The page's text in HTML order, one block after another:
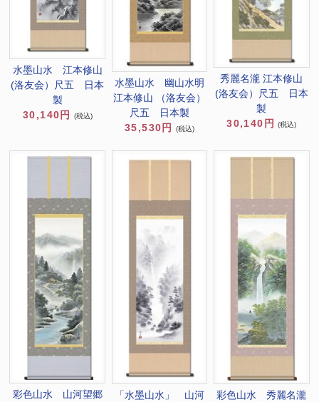
水墨山水 江本修山
(洛友会）尺五 日本
製
30,140円
(税込)
水墨山水 幽山水明
江本修山 （洛友会）
尺五 日本製
35,530円
(税込)
秀麗名瀧 江本修山
(洛友会）尺五 日本
製
30,140円
(税込)
彩色山水 山河望郷
「水墨山水」 山河
彩色山水 秀麗名瀧